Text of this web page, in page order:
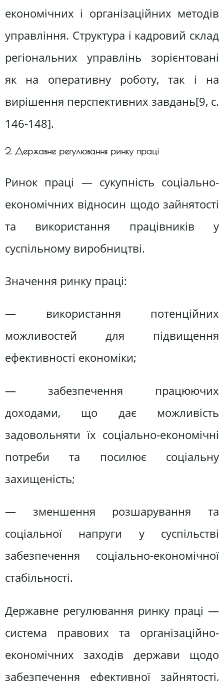
економічних і організаційних методів
управління. Структура і кадровий склад
регіональних управлінь зорієнтовані
як на оперативну роботу, так і на
вирішення перспективних завдань[9, c.
146-148].
2. Державне регулювання ринку праці
Ринок праці — сукупність соціально-
економічних відносин щодо зайнятості
та використання працівників у
суспільному виробництві.
Значення ринку праці:
— використання потенційних
можливостей для підвищення
ефективності економіки;
— забезпечення працюючих
доходами, що дає можливість
задовольняти їх соціально-економічні
потреби та посилює соціальну
захищеність;
— зменшення розшарування та
соціальної напруги у суспільстві
забезпечення соціально-економічної
стабільності.
Державне регулювання ринку праці —
система правових та організаційно-
економічних заходів держави щодо
забезпечення ефективної зайнятості,